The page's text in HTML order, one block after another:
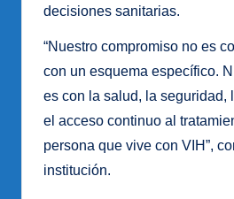
decisiones sanitarias.
“Nuestro compromiso no es
con un esquema específico.
es con la salud, la seguridad,
el acceso continuo al
persona que vive con VIH”,
institución.